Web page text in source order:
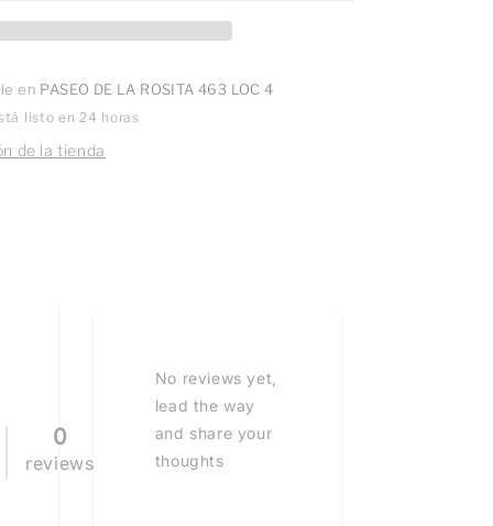
en PASEO DE LA ROSITA 463 LOC 4
listo en 24 horas
de la tienda
0
reviews
No reviews yet,
lead the way
and share your
thoughts